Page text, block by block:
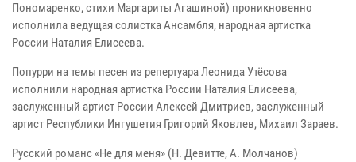
Пономаренко, стихи Маргариты Агашиной) проникновенно
исполнила ведущая солистка Ансамбля, народная артистка
России Наталия Елисеева.
Попурри на темы песен из репертуара Леонида Утёсова
исполнили народная артистка России Наталия Елисеева,
заслуженный артист России Алексей Дмитриев, заслуженный
артист Республики Ингушетия Григорий Яковлев, Михаил Зараев.
Русский романс «Не для меня» (Н. Девитте, А. Молчанов)